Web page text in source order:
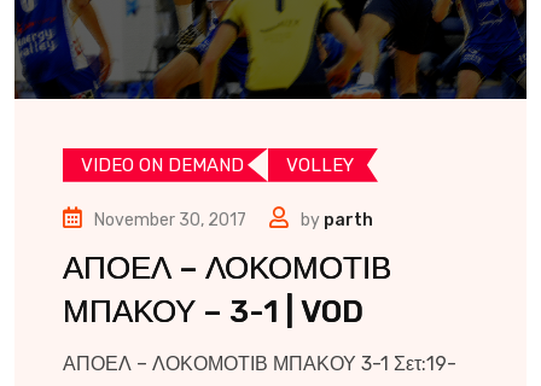
VIDEO ON DEMAND VOLLEY
November 30, 2017 by parth
ΑΠΟΕΛ – ΛΟΚΟΜΟΤΙΒ
ΜΠΑΚΟΥ – 3-1 | VOD
ΑΠΟΕΛ – ΛΟΚΟΜΟΤΙΒ ΜΠΑΚΟΥ 3-1 Σετ:19-